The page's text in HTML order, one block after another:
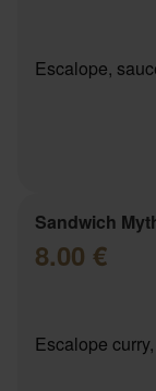
Escalope,
Sandwich
8.00 €
Escalope